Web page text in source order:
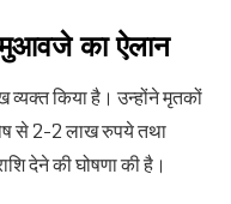
मुआवजे का ऐलान
व्यक्त किया है। उन्होंने मृतकों
से 2-2 लाख रुपये तथा
देने की घोषणा की है।